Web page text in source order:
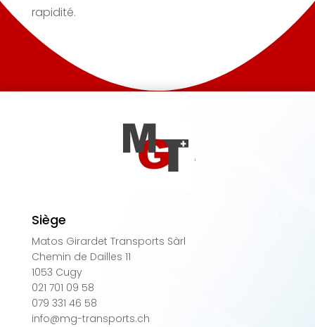
rapidité.
Siège
Matos Girardet Transports Sàrl
Chemin de Dailles 11
1053 Cugy
021 701 09 58
079 331 46 58
info@mg-transports.ch